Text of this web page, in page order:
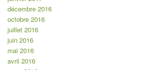
décembre 2016
octobre 2016
juillet 2016
juin 2016
mai 2016
avril 2016